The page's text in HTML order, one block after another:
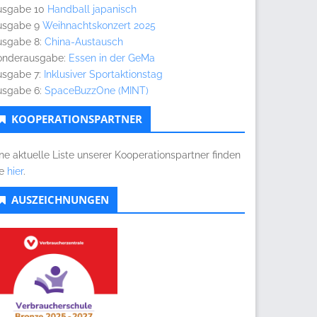
10 Handball japanisch
9 Weihnachtskonzert 2025
8: China-Austausch
Essen in der GeMa
7: Inklusiver Sportaktionstag
6: SpaceBuzzOne (MINT)
KOOPERATIONSPARTNER
aktuelle Liste unserer Kooperationspartner finden
hier.
AUSZEICHNUNGEN